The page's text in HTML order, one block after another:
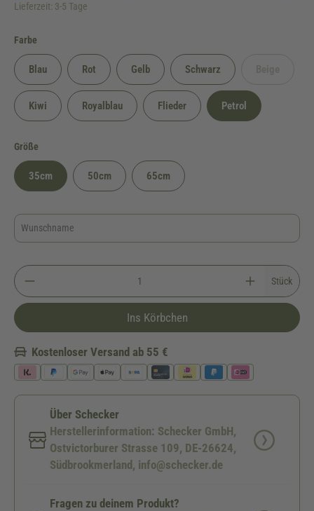
Lieferzeit: 3-5 Tage
Farbe
Blau Rot Gelb Schwarz
Kiwi Royalblau Flieder Petrol
Größe
35cm 50cm 65cm
Stück
Ins Körbchen
Kostenloser Versand ab 55 €
Über Schecker
Herstellerinformation: Schecker GmbH,
Ostvictorburer Strasse 109, DE-26624,
Südbrookmerland, info@schecker.de
Fragen zu deinem Produkt?